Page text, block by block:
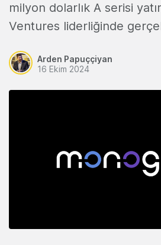
milyon dolarlık A serisi
Ventures liderliğinde
Arden Papuççiyan
16 Ekim 2024